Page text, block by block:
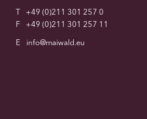
T
+49 (0)211 301 257 0
F
+49 (0)211 301 257 11
E
info@maiwald.eu